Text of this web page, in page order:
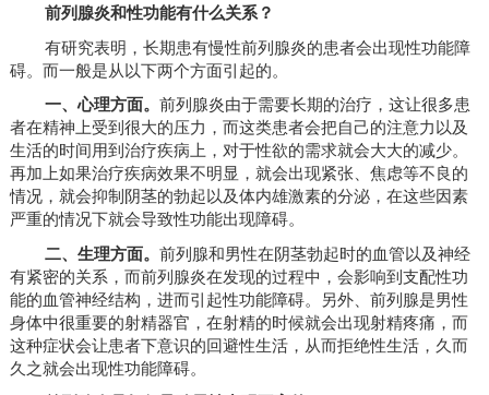
前列腺炎和性功能有什么关系？
有研究表明，长期患有慢性前列腺炎的患者会出现性功能障
碍。而一般是从以下两个方面引起的。
一、心理方面。 前列腺炎由于需要长期的治疗，这让很多患
者在精神上受到很大的压力，而这类患者会把自己的注意力以及
生活的时间用到治疗疾病上，对于性欲的需求就会大大的减少。
再加上如果治疗疾病效果不明显，就会出现紧张、焦虑等不良的
情况，就会抑制阴茎的勃起以及体内雄激素的分泌，在这些因素
严重的情况下就会导致性功能出现障碍。
二、生理方面。 前列腺和男性在阴茎勃起时的血管以及神经
有紧密的关系，而前列腺炎在发现的过程中，会影响到支配性功
能的血管神经结构，进而引起性功能障碍。另外、前列腺是男性
身体中很重要的射精器官，在射精的时候就会出现射精疼痛，而
这种症状会让患者下意识的回避性生活，从而拒绝性生活，久而
久之就会出现性功能障碍。